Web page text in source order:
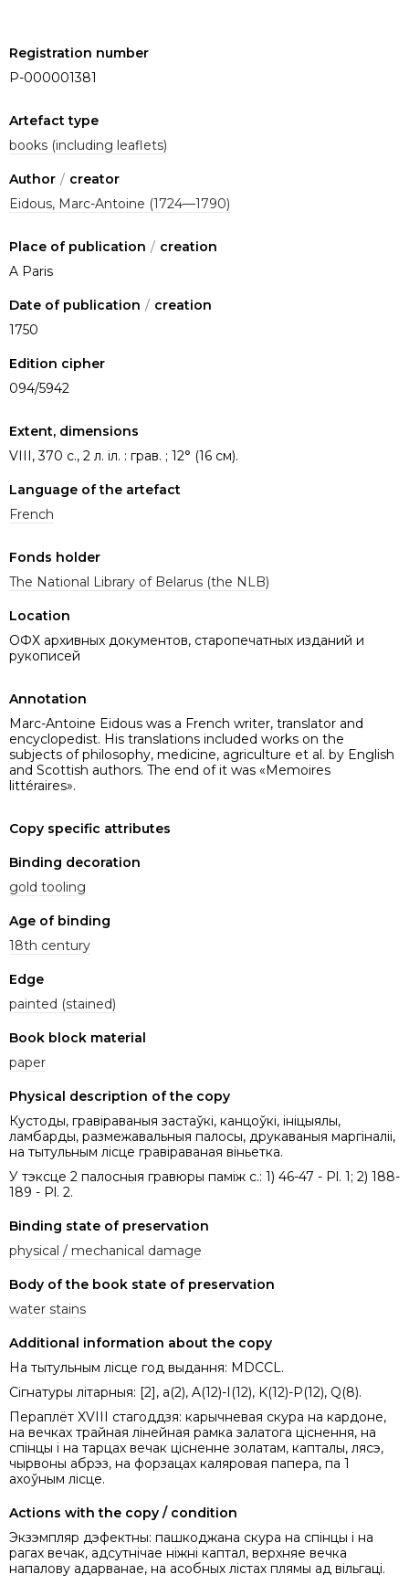
Registration number
P-000001381
Artefact type
books (including leaflets)
Author / creator
Eidous, Marc-Antoine (1724—1790)
Place of publication / creation
A Paris
Date of publication / creation
1750
Edition cipher
094/5942
Extent, dimensions
VIII, 370 с., 2 л. іл. : грав. ; 12° (16 см).
Language of the artefact
French
Fonds holder
The National Library of Belarus (the NLB)
Location
ОФХ архивных документов, старопечатных изданий и
рукописей
Annotation
Marc-Antoine Eidous was a French writer, translator and
encyclopedist. His translations included works on the
subjects of philosophy, medicine, agriculture et al. by English
and Scottish authors. The end of it was «Memoires
littéraires».
Copy specific attributes
Binding decoration
gold tooling
Age of binding
18th century
Edge
painted (stained)
Book block material
paper
Physical description of the copy
Кустоды, гравіраваныя застаўкі, канцоўкі, ініцыялы,
ламбарды, размежавальныя палосы, друкаваныя маргіналіі,
на тытульным лісце гравіраваная віньетка.
У тэксце 2 палосныя гравюры паміж с.: 1) 46-47 - Pl. 1; 2) 188-
189 - Pl. 2.
Binding state of preservation
physical / mechanical damage
Body of the book state of preservation
water stains
Additional information about the copy
На тытульным лісце год выдання: MDCCL.
Сігнатуры літарныя: [2], a(2), A(12)-I(12), K(12)-P(12), Q(8).
Пераплёт XVIII стагоддзя: карычневая скура на кардоне,
на вечках трайная лінейная рамка залатога ціснення, на
спінцы і на тарцах вечак цісненне золатам, капталы, лясэ,
чырвоны абрэз, на форзацах каляровая папера, па 1
ахоўным лісце.
Actions with the copy / condition
Экзэмпляр дэфектны: пашкоджана скура на спінцы і на
рагах вечак, адсутнічае ніжні каптал, верхняе вечка
напалову адарванае, на асобных лістах плямы ад вільгаці.